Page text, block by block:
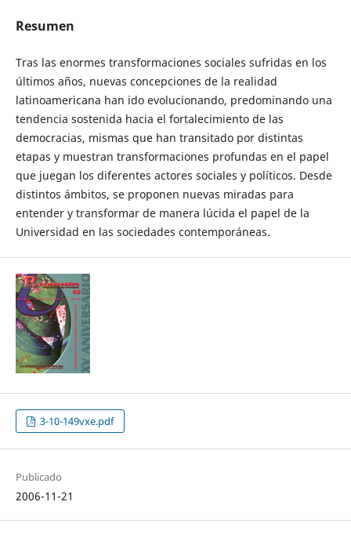
Resumen
Tras las enormes transformaciones sociales sufridas en los
últimos años, nuevas concepciones de la realidad
latinoamericana han ido evolucionando, predominando una
tendencia sostenida hacia el fortalecimiento de las
democracias, mismas que han transitado por distintas
etapas y muestran transformaciones profundas en el papel
que juegan los diferentes actores sociales y políticos. Desde
distintos ámbitos, se proponen nuevas miradas para
entender y transformar de manera lúcida el papel de la
Universidad en las sociedades contemporáneas.
3-10-149vxe.pdf
Publicado
2006-11-21